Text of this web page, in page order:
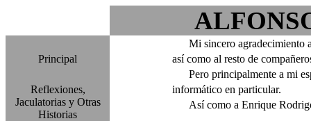
Principal
Reflexiones,
Jaculatorias y Otras
Historias
Mi sincero agradecimiento
así como al resto de
Pero principalmente a mi
informático en particular.
Así como a Enrique Rodrigo